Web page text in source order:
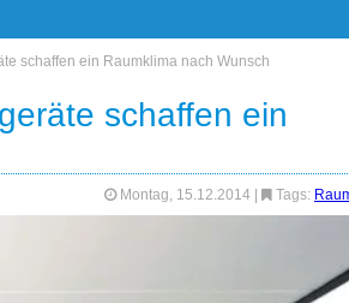
schaffen ein Raumklima nach Wunsch
schaffen ein
Montag, 15.12.2014 Tags: